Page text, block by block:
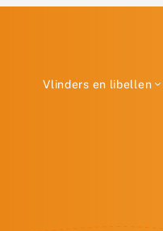
Vlinders en libellen